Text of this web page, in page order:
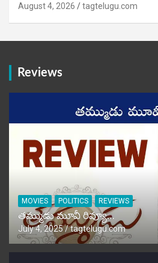
August 4, 2026 tagtelugu.com
Reviews
MOVIES POLITICS REVIEWS
తమ్ముడు మూవీ రివ్యూ…
July 4, 2025 tagtelugu.com